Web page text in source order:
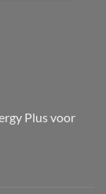
Plus voor